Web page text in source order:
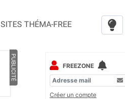
SITES THÉMA-FREE
PUBLICITÉ
FREEZONE
Créer un compte